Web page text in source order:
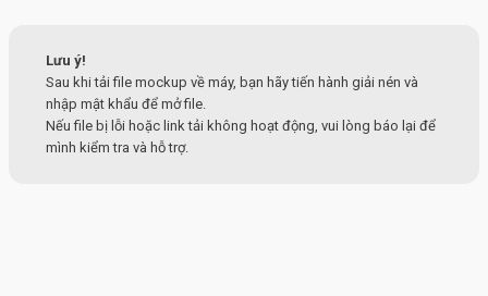
Lưu ý!
Sau khi tải file mockup về máy, bạn hãy tiến hành giải nén và
nhập mật khẩu để mở file.
Nếu file bị lỗi hoặc link tải không hoạt động, vui lòng báo lại để
mình kiểm tra và hỗ trợ.